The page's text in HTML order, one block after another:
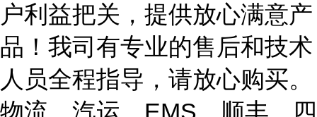
户利益把关，提供放心满意产
品！我司有专业的售后和技术
人员全程指导，请放心购买。
物流、汽运、EMS、顺丰、四